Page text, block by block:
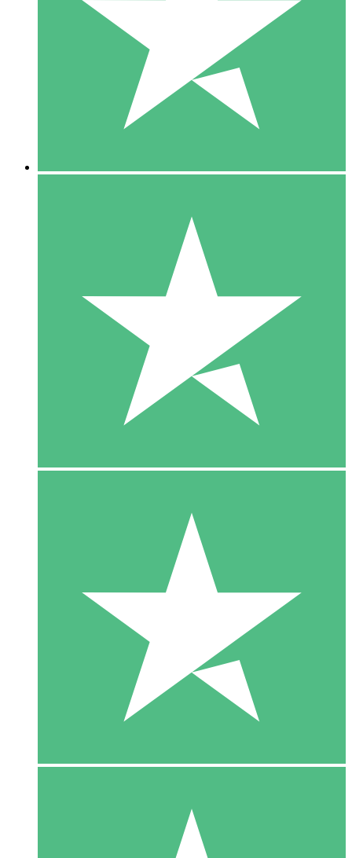
Paga a consumo con crediti di download. Nessun impegno
1 Download
10
US$1500
10 Download
20